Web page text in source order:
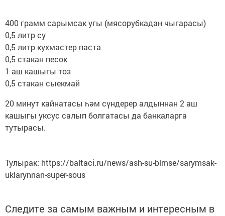
400 грамм сарымсак угы (мясорубкадан чыгарасы)
0,5 литр су
0,5 литр кухмастер паста
0,5 стакан песок
1 аш кашыгы тоз
0,5 стакан сыекмай
20 минут кайнатасы һәм сүндерер алдыннан 2 аш
кашыгы уксус салып болгатасы да банкаларга
тутырасы.
Тулырак: https://baltaci.ru/news/ash-su-blmse/sarymsak-
uklarynnan-super-sous
Следите за самым важным и интересным в